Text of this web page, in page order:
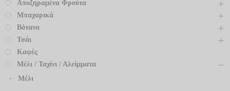
Αποξηραμένα Φρούτα
Μπαχαρικά
Βότανα
Τσάι
Καφές
Μέλι / Ταχίνι / Αλείμματα
Μέλι